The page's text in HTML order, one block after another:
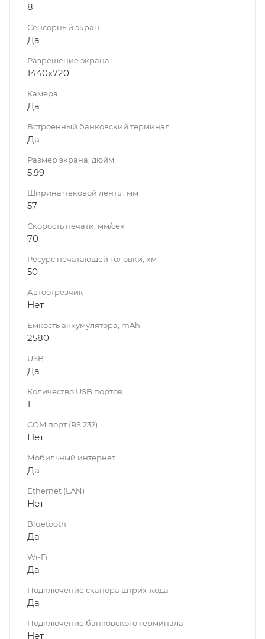
8
Сенсорный экран
Да
Разрешение экрана
1440x720
Камера
Да
Встроенный банковский терминал
Да
Размер экрана, дюйм
5.99
Ширина чековой ленты, мм
57
Скорость печати, мм/сек
70
Ресурс печатающей головки, км
50
Автоотрезчик
Нет
Емкость аккумулятора, mAh
2580
USB
Да
Количество USB портов
1
COM порт (RS 232)
Нет
Мобильный интернет
Да
Ethernet (LAN)
Нет
Bluetooth
Да
Wi-Fi
Да
Подключение сканера штрих-кода
Да
Подключение банковского терминала
Нет